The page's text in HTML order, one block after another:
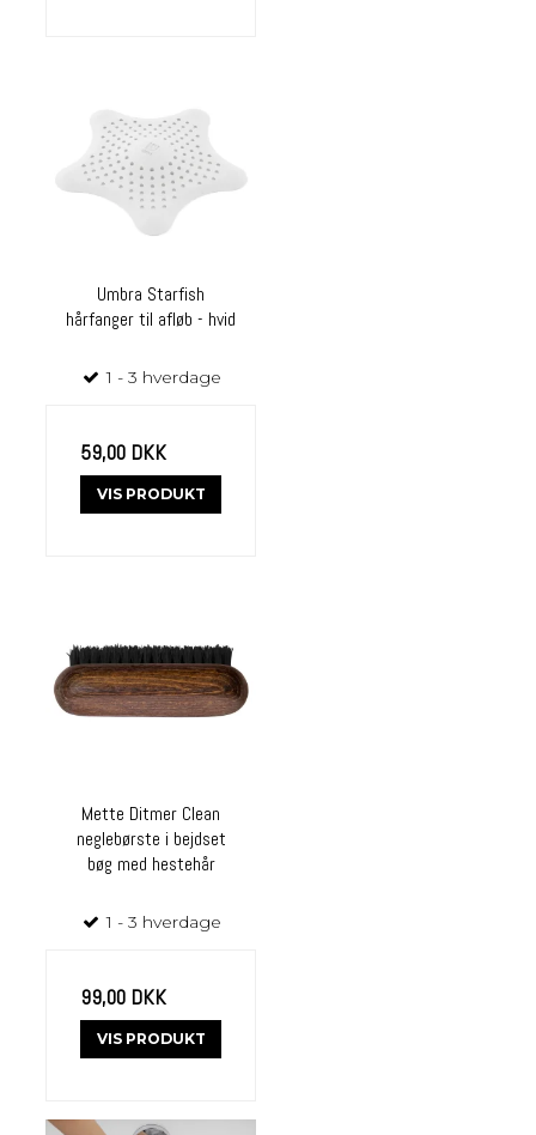
Umbra Starfish
hårfanger til afløb - hvid
1 - 3 hverdage
59,00 DKK
VIS PRODUKT
Mette Ditmer Clean
neglebørste i bejdset
bøg med hestehår
1 - 3 hverdage
99,00 DKK
VIS PRODUKT